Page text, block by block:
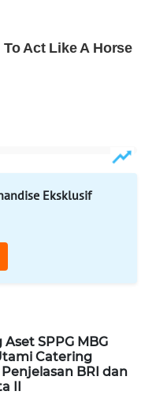
Eksklusif
SPPG MBG
Catering
BRI dan
II